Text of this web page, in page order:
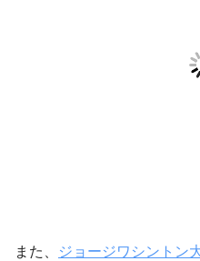
また、 ジョージワシントン